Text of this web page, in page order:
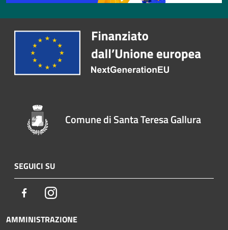
Comune di Santa Teresa Gallura
SEGUICI SU
FacebookInstagram
AMMINISTRAZIONE